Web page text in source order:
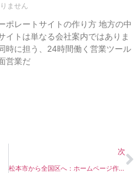
ません
ポレートサイトの作り方 地方の中
イトは単なる会社案内ではありま
時に担う、24時間働く営業ツール
営業だ
次
松本市から全国区へ：ホームページ作成とSEO対策